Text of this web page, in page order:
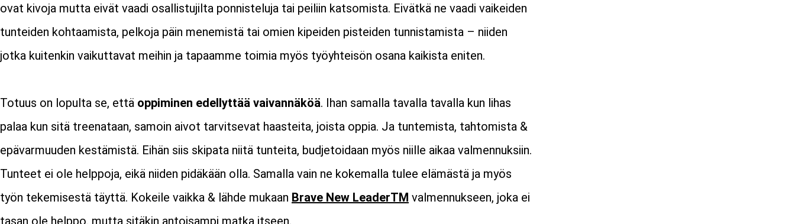
ovat kivoja mutta eivät vaadi osallistujilta ponnisteluja tai peiliin katsomista. Eivätkä ne vaadi vaikeiden
tunteiden kohtaamista, pelkoja päin menemistä tai omien kipeiden pisteiden tunnistamista – niiden
jotka kuitenkin vaikuttavat meihin ja tapaamme toimia myös työyhteisön osana kaikista eniten.
Totuus on lopulta se, että oppiminen edellyttää vaivannäköä. Ihan samalla tavalla tavalla kun lihas
palaa kun sitä treenataan, samoin aivot tarvitsevat haasteita, joista oppia. Ja tuntemista, tahtomista &
epävarmuuden kestämistä. Eihän siis skipata niitä tunteita, budjetoidaan myös niille aikaa valmennuksiin.
Tunteet ei ole helppoja, eikä niiden pidäkään olla. Samalla vain ne kokemalla tulee elämästä ja myös
työn tekemisestä täyttä. Kokeile vaikka & lähde mukaan Brave New LeaderTM valmennukseen, joka ei
tasan ole helppo, mutta sitäkin antoisampi matka itseen.